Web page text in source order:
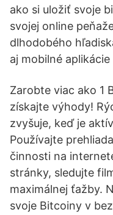
ako si uložiť svoje
svojej online
dlhodobého
aj mobilné
Zarobte viac ako 1
získajte výhody!
zvyšuje, keď je
Používajte
činnosti na
stránky, sledujte
maximálnej ťažby.
svoje Bitcoiny v